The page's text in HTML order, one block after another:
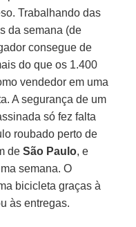
Trabalhando das
da semana (de
consegue de
do que os 1.400
vendedor em uma
A segurança de um
só fez falta
roubado perto de
deSão Paulo, e
semana. O
bicicleta graças à
às entregas.